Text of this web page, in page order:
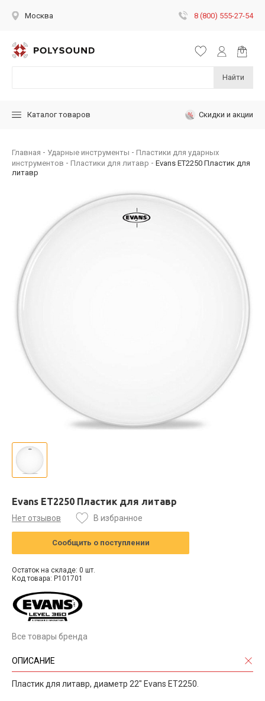
Москва 8 (800) 555-27-54
Найти
Каталог товаров Скидки и акции
Главная Ударные инструменты
Пластики для ударных
инструментов
Пластики для литавр
Evans ET2250 Пластик для
литавр
Evans ET2250 Пластик для литавр
Нет отзывов В избранное
Сообщить о поступлении
Остаток на складе: 0 шт.
Код товара: P101701
Все товары бренда
ОПИСАНИЕ
Пластик для литавр, диаметр 22" Evans ET2250.